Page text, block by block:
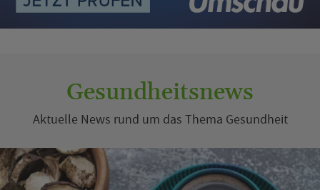
Gesundheitsnews
Aktuelle News rund um das Thema Gesundheit